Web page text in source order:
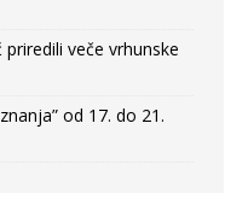
priredili veče vrhunske
od 17. do 21.